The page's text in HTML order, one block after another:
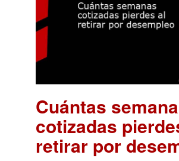
Cuántas
cotizadas
retirar por